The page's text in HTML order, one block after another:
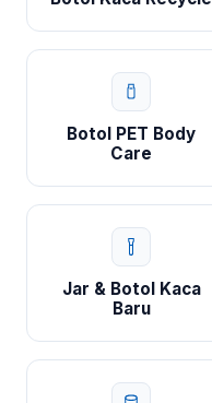
Botol PET Body
Care
Jar & Botol Kaca
Baru